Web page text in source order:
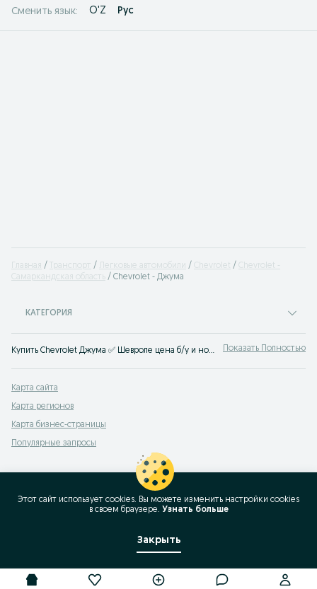
Сменить язык: O'Z Рус
Главная Транспорт Легковые автомобили Chevrolet
Chevrolet -
Самаркандская область
Chevrolet - Джума
КАТЕГОРИЯ
Купить Chevrolet Джума ✅ Шевроле цена б/у и нового авто ☝ Большой выбор автомобилей по выгодным ценам на OLX.uz Джума (ранее Torg.uz) Показать Полностью
Карта сайта
Карта регионов
Карта бизнес-страницы
Популярные запросы
Этот сайт использует cookies. Вы можете изменить настройки cookies
в своeм браузере. Узнать больше
Закрыть